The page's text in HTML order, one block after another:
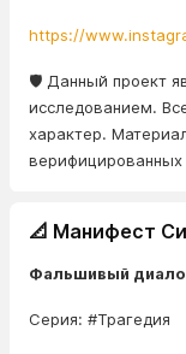
https://
🛡️ Данный проект
исследованием.
характер.
📐 Манифест
Фальшивый
Серия: #Трагедия